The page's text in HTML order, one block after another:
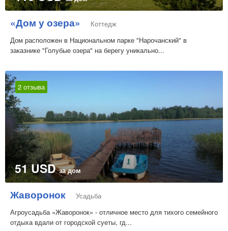
«Дом у озера»
Коттедж
Дом расположен в Национальном парке "Нарочанский" в
заказнике "Голубые озера" на берегу уникально...
2 отзыва
51 USDза дом
Жаворонок
Усадьба
Агроусадьба «Жаворонок» - отличное место для тихого семейного
отдыха вдали от городской суеты, гд...